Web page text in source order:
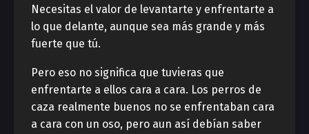
Necesitas el valor de levantarte y enfrentarte a
lo que delante, aunque sea más grande y más
fuerte que tú.
Pero eso no significa que tuvieras que
enfrentarte a ellos cara a cara. Los perros de
caza realmente buenos no se enfrentaban cara
a cara con un oso, pero aun así debían saber